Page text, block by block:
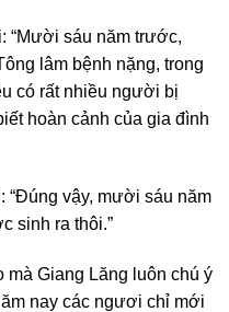
“Mười sáu năm trước,
lâm bệnh nặng, trong
có rất nhiều người bị
hoàn cảnh của gia đình
“Đúng vậy, mười sáu năm
sinh ra thôi.”
mà Giang Lăng luôn chú ý
nay các ngươi chỉ mới